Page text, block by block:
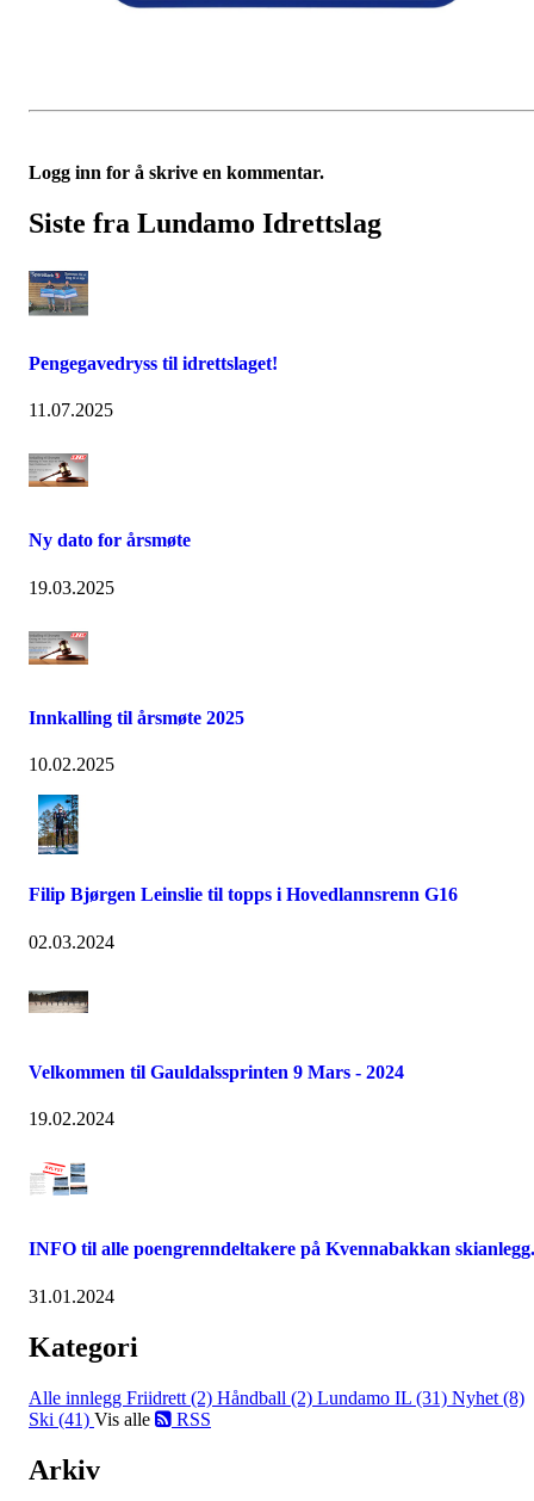
Logg inn for å skrive en kommentar.
Siste fra Lundamo Idrettslag
Pengegavedryss til idrettslaget!
11.07.2025
Ny dato for årsmøte
19.03.2025
Innkalling til årsmøte 2025
10.02.2025
Filip Bjørgen Leinslie til topps i Hovedlannsrenn G16
02.03.2024
Velkommen til Gauldalssprinten 9 Mars - 2024
19.02.2024
INFO til alle poengrenndeltakere på Kvennabakkan skianlegg.
31.01.2024
Kategori
Alle innlegg Friidrett (2) Håndball (2) Lundamo IL (31) Nyhet (8)
Ski (41) Vis alle RSS
Arkiv